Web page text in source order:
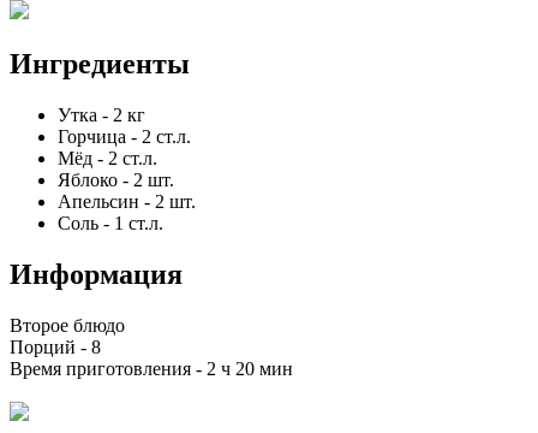
Ингредиенты
Утка - 2 кг
Горчица - 2 ст.л.
Мёд - 2 ст.л.
Яблоко - 2 шт.
Апельсин - 2 шт.
Соль - 1 ст.л.
Информация
Второе блюдо
Порций - 8
Время приготовления - 2 ч 20 мин